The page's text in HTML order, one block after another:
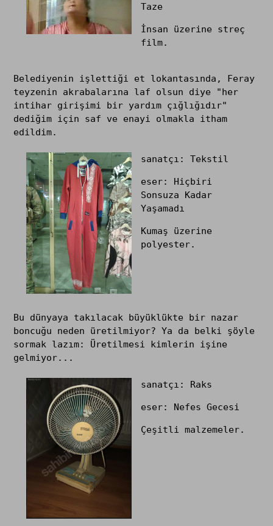
Taze
İnsan üzerine streç
film.
Belediyenin işlettiği et lokantasında, Feray
teyzenin akrabalarına laf olsun diye "her
intihar girişimi bir yardım çığlığıdır"
dediğim için saf ve enayi olmakla itham
edildim.
sanatçı: Tekstil
eser: Hiçbiri
Sonsuza Kadar
Yaşamadı
Kumaş üzerine
polyester.
Bu dünyaya takılacak büyüklükte bir nazar
boncuğu neden üretilmiyor? Ya da belki şöyle
sormak lazım: Üretilmesi kimlerin işine
gelmiyor...
sanatçı: Raks
eser: Nefes Gecesi
Çeşitli malzemeler.